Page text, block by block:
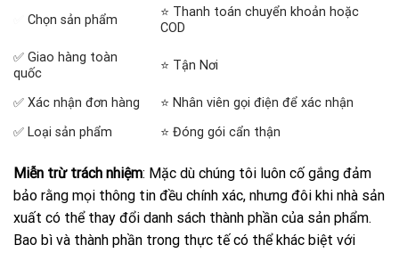
Chọn sản phẩm
⭐ Thanh toán chuyển khoản hoặc
COD
✅ Giao hàng toàn
quốc
⭐ Tận Nơi
✅ Xác nhận đơn hàng
⭐ Nhân viên gọi điện để xác nhận
✅ Loại sản phẩm
⭐ Đóng gói cẩn thận
Miễn trừ trách nhiệm: Mặc dù chúng tôi luôn cố gắng đảm
bảo rằng mọi thông tin đều chính xác, nhưng đôi khi nhà sản
xuất có thể thay đổi danh sách thành phần của sản phẩm.
Bao bì và thành phần trong thực tế có thể khác biệt với